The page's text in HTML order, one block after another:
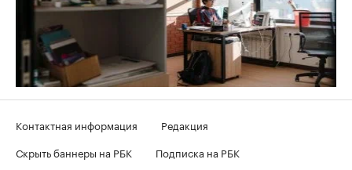
Контактная информация
Редакция
Скрыть баннеры на РБК
Подписка на РБК